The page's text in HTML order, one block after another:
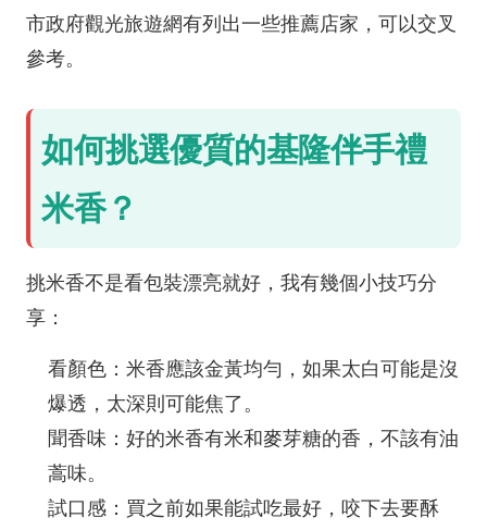
市政府觀光旅遊網有列出一些推薦店家，可以交叉
參考。
如何挑選優質的基隆伴手禮
米香？
挑米香不是看包裝漂亮就好，我有幾個小技巧分
享：
看顏色：米香應該金黃均勻，如果太白可能是沒
爆透，太深則可能焦了。
聞香味：好的米香有米和麥芽糖的香，不該有油
蒿味。
試口感：買之前如果能試吃最好，咬下去要酥